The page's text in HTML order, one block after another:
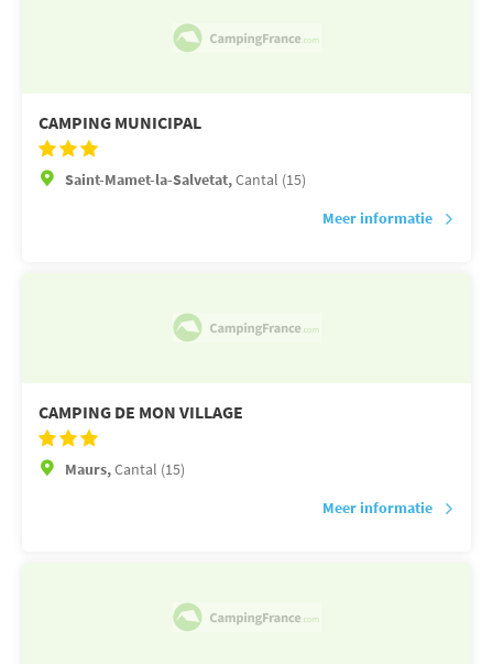
CAMPING MUNICIPAL
Saint-Mamet-la-Salvetat,Cantal (15)
Meer informatie
CAMPING DE MON VILLAGE
Maurs,Cantal (15)
Meer informatie